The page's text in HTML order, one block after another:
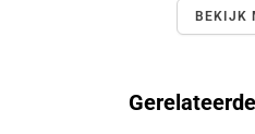
BEKIJK